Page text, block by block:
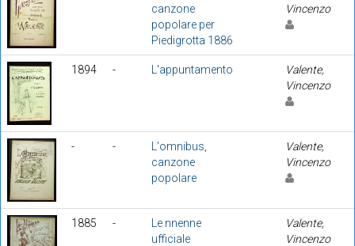
canzone
popolare per
Piedigrotta 1886
Vincenzo
1894 - L'appuntamento
Valente,
Vincenzo
- -
L'omnibus,
canzone
popolare
Valente,
Vincenzo
1885 -
Le nnenne
ufficiale
Valente,
Vincenzo